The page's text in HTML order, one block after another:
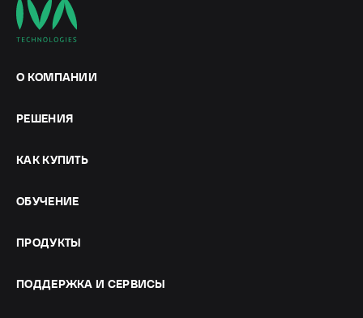
О КОМПАНИИ
РЕШЕНИЯ
КАК КУПИТЬ
ОБУЧЕНИЕ
ПРОДУКТЫ
ПОДДЕРЖКА И СЕРВИСЫ